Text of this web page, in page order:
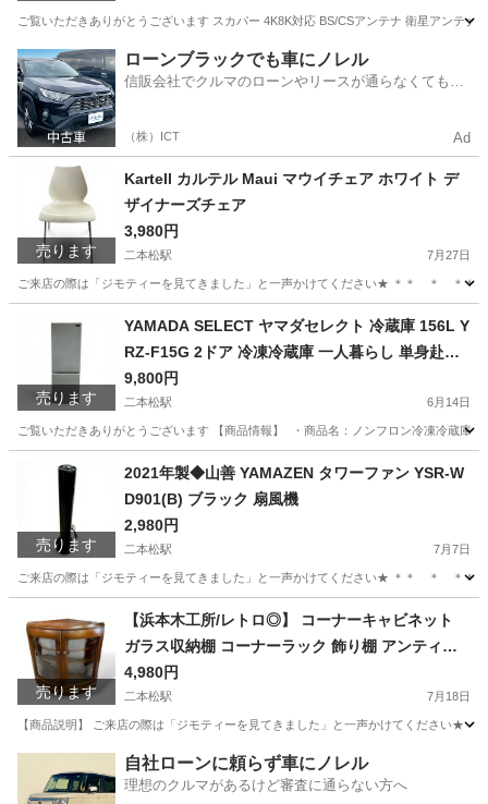
ご覧いただきありがとうございます スカパー 4K8K対応 BS/CSアンテナ 衛星アンテ
福島 二本松市 二本松駅 テレビ スカパー
ローンブラックでも車にノレル
信販会社でクルマのローンやリースが通らなくてもク
（株）ICT Ad
売ります
Kartell カルテル Maui マウイチェア ホワイト デ
ザイナーズチェア
3,980円
二本松駅 7月27日
ご来店の際は「ジモティーを見てきました」と一声かけてください★ ＊＊ ＊ ＊＊
カルテル
売ります
YAMADA SELECT ヤマダセレクト 冷蔵庫 156L Y
RZ-F15G 2ドア 冷凍冷蔵庫 一人暮らし 単身赴任
新生活向け ホワイト系 2019年製
9,800円
二本松駅 6月14日
ご覧いただきありがとうございます 【商品情報】 ・商品名：ノンフロン冷凍冷蔵
二本松駅 キッチン家電 SELECT
売ります
2021年製◆山善 YAMAZEN タワーファン YSR-W
D901(B) ブラック 扇風機
2,980円
二本松駅 7月7日
ご来店の際は「ジモティーを見てきました」と一声かけてください★ ＊＊ ＊ ＊＊
二本松駅 季節、空調家電 YSR
売ります
【浜本木工所/レトロ◎】 コーナーキャビネット
ガラス収納棚 コーナーラック 飾り棚 アンティー
ク家具
4,980円
二本松駅 7月18日
【商品説明】 ご来店の際は「ジモティーを見てきました」と一声かけてください
二本松駅 収納家具 レトロ
自社ローンに頼らず車にノレル
理想のクルマがあるけど審査に通らない方へ